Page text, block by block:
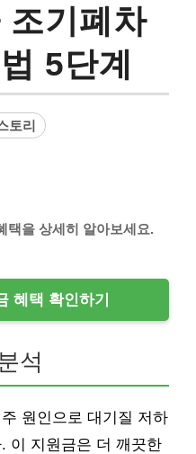
조기폐차
5단계
토리
택을 상세히 알아보세요.
혜택 확인하기
석
원인으로 대기질 저하
이 지원금은 더 깨끗한